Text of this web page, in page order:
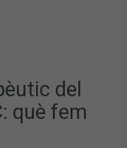
del
què fem